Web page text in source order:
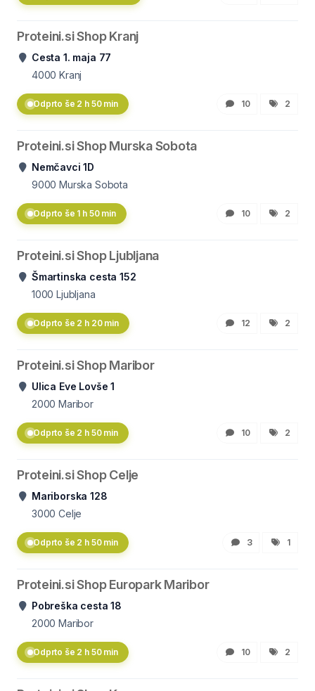
Proteini.si Shop Kranj
Cesta 1. maja 77
4000 Kranj
Odprto še 2 h 50 min 10 2
Proteini.si Shop Murska Sobota
Nemčavci 1D
9000 Murska Sobota
Odprto še 1 h 50 min 10 2
Proteini.si Shop Ljubljana
Šmartinska cesta 152
1000 Ljubljana
Odprto še 2 h 20 min 12 2
Proteini.si Shop Maribor
Ulica Eve Lovše 1
2000Maribor
Odprto še 2 h 50 min 10 2
Proteini.si Shop Celje
Mariborska 128
3000 Celje
Odprto še 2 h 50 min 3 1
Proteini.si Shop Europark Maribor
Pobreška cesta 18
2000 Maribor
Odprto še 2 h 50 min 10 2